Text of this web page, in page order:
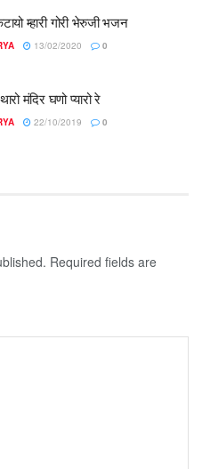
म्हारी गोरी भेरुजी भजन
13/02/2020 0
मंदिर घणो प्यारो रे
22/10/2019 0
Required fields are